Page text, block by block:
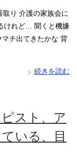
り 介護の家族会に
けれど… 聞くと機嫌
チ出てきたかな 背
続きを読む
スト、ア
いる、目